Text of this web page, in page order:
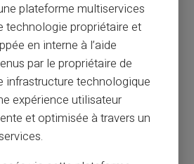
Mon Compte
plateforme multiservices
technologie propriétaire et
en interne à l’aide
par le propriétaire de
infrastructure technologique
expérience utilisateur
et optimisée à travers un